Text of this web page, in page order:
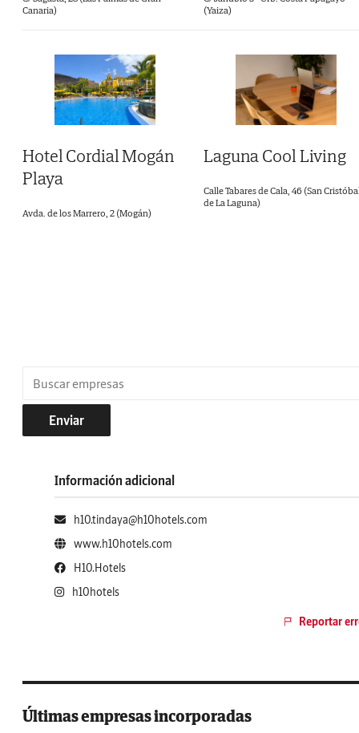
Canaria)
(Yaiza)
Hotel Cordial Mogán
Playa
Avda. de los Marrero, 2 (Mogán)
Laguna Cool Living
Calle Tabares de Cala, 46 (San
de La Laguna)
Enviar
Información adicional
h10.tindaya@h10hotels.com
www.h10hotels.com
H10.Hotels
h10hotels
Reportar
Últimas empresas incorporadas